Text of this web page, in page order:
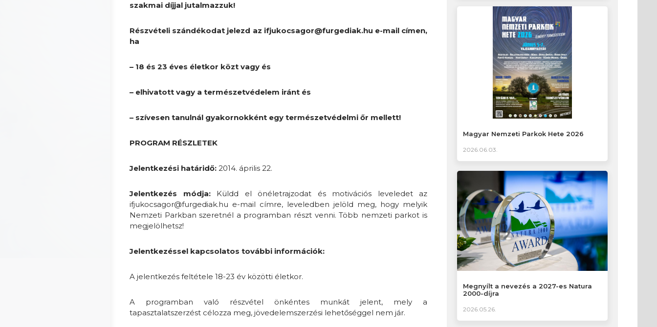
szakmai díjjal jutalmazzuk!
Részvételi szándékodat jelezd az ifjukocsagor@furgediak.hu e-mail címen,
ha
– 18 és 23 éves életkor közt vagy és
– elhivatott vagy a természetvédelem iránt és
– szívesen tanulnál gyakornokként egy természetvédelmi őr mellett!
PROGRAM RÉSZLETEK
Jelentkezési határidő: 2014. április 22.
Jelentkezés módja: Küldd el önéletrajzodat és motivációs leveledet az
ifjukocsagor@furgediak.hu e-mail címre, leveledben jelöld meg, hogy melyik
Nemzeti Parkban szeretnél a programban részt venni. Több nemzeti parkot is
megjelölhetsz!
Jelentkezéssel kapcsolatos további információk:
A jelentkezés feltétele 18-23 év közötti életkor.
A programban való részvétel önkéntes munkát jelent, mely a
tapasztalatszerzést célozza meg, jövedelemszerzési lehetőséggel nem jár.
Magyar Nemzeti Parkok Hete 2026
2026.06.03.
Megnyílt a nevezés a 2027-es Natura
2000-díjra
2026.05.26.